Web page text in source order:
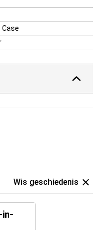
Case
Wis geschiedenis
in-